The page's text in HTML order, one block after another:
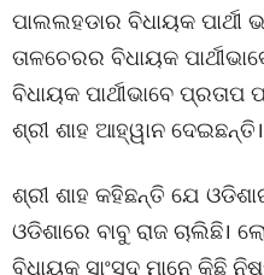
ପାଲଲହଡାର ବିଧାୟକ ପାର୍ଥୀ
ତାଳଚେରର ବିଧାୟକ
ବିଧାୟକ ପାର୍ଥୀଭାବେ
ଶ୍ରୀ ଶାହ ଆହ୍ୱାନ ଦେଇଛନ୍ତି।
ଶ୍ରୀ ଶାହ କହିଛନ୍ତି ଯେ
ଓଡିଶାରେ ବାବୁ ରାଜ ଚାଲିଛି।
ବିଧାୟକ ସାଂସଦ ମାନେ କିଛି